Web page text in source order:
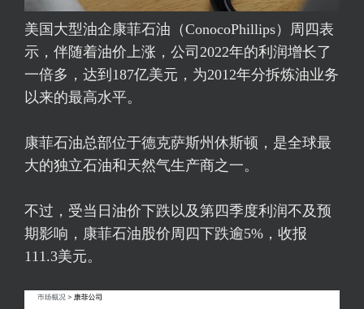
美国大型油企康菲石油（ConocoPhillips）周四表
示，伴随着油价上涨，公司2022年的利润增长了
一倍多，达到187亿美元，为2012年分拆炼油业务
以来的最高水平。
康菲石油总部位于德克萨斯州休斯顿，是全球最
大的独立石油和天然气生产商之一。
不过，受当日油价下跌以及第四季度利润不及预
期影响，康菲石油股价周四下跌逾5%，收报
111.3美元。